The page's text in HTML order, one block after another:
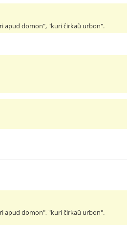
apud domon", "kuri ĉirkaŭ urbon".
apud domon", "kuri ĉirkaŭ urbon".